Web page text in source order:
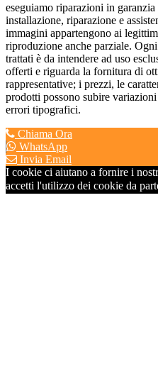
eseguiamo riparazioni in
installazione, riparazione e
immagini appartengono ai
riproduzione anche parziale.
trattati è da intendere ad uso
offerti e riguarda la fornitura di
rappresentative; i prezzi, le
prodotti possono subire
errori tipografici.
Chiama Ora
WhatsApp
Invia Email
I cookie ci aiutano a fornire i
accetti l'utilizzo dei cookie da